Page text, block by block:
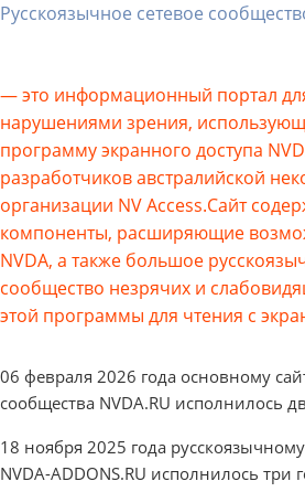
Русскоязычное сетевое
— это информационный портал
нарушениями зрения,
программу экранного доступа
разработчиков австралийской
организации NV Access.Сайт
компоненты, расширяющие
NVDA, а также большое
сообщество незрячих и
этой программы для чтения с
06 февраля 2026 года основному
сообщества NVDA.RU исполнилось
18 ноября 2025 года
NVDA-ADDONS.RU исполнилось три